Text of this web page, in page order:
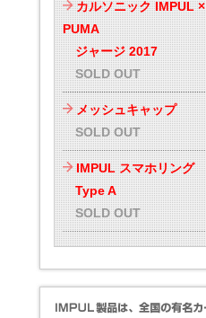
カルソニック IMPUL ×
PUMA
ジャージ 2017
SOLD OUT
メッシュキャップ
SOLD OUT
IMPUL スマホリング
Type A
SOLD OUT